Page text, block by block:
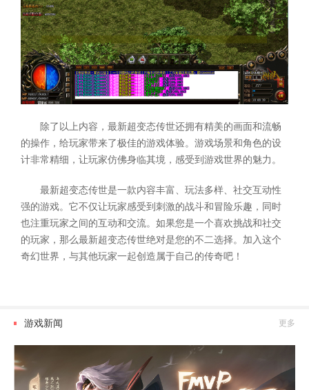
除了以上内容，最新超变态传世还拥有精美的画面和流畅
的操作，给玩家带来了极佳的游戏体验。游戏场景和角色的设
计非常精细，让玩家仿佛身临其境，感受到游戏世界的魅力。
最新超变态传世是一款内容丰富、玩法多样、社交互动性
强的游戏。它不仅让玩家感受到刺激的战斗和冒险乐趣，同时
也注重玩家之间的互动和交流。如果您是一个喜欢挑战和社交
的玩家，那么最新超变态传世绝对是您的不二选择。加入这个
奇幻世界，与其他玩家一起创造属于自己的传奇吧！
游戏新闻 更多